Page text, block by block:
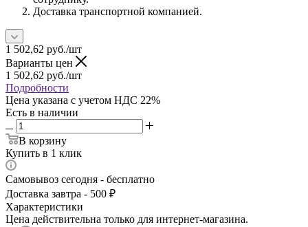
Доставка транспортной компанией.
1 502,62 руб./шт
Варианты цен
1 502,62 руб./шт
Подробности
Цена указана с учетом НДС 22%
Есть в наличии
В корзину
Купить в 1 клик
Самовывоз сегодня - бесплатно
Доставка завтра - 500 ₽
Характеристики
Цена действительна только для интернет-магазина.